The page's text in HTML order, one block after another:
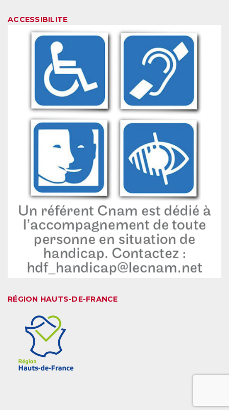
ACCESSIBILITE
RÉGION HAUTS-DE-FRANCE